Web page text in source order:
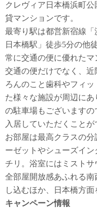
クレヴィア日本橋浜町
貸マンションです。
最寄り駅は都営新宿線
日本橋駅」徒歩5分の他
常に交通の便に優れたマ
交通の便だけでなく、
ろんのこと歯科やフィ
た様々な施設が周辺に
の駐車場もございます
入居していただくことが
お部屋は最高クラスの
ーゼットやシューズイ
チリ。浴室にはミストサ
全部屋開放感あふれる
し込むほか、日本橋方
キャンペーン情報